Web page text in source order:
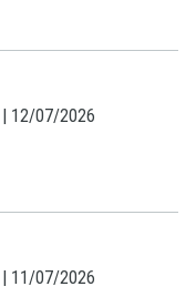
| 12/07/2026
| 11/07/2026